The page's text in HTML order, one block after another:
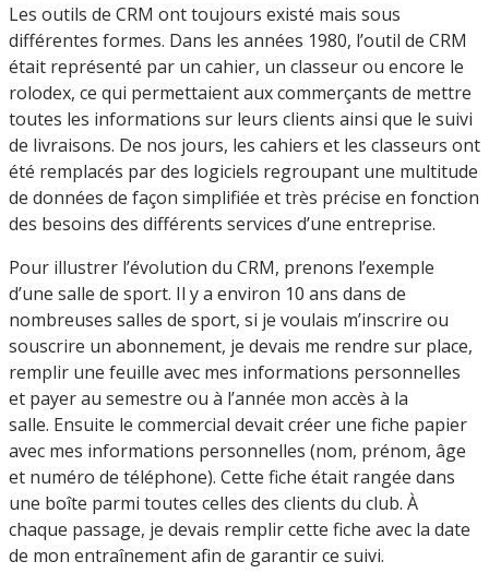
Les outils de CRM ont toujours existé mais sous
différentes formes. Dans les années 1980, l’outil de CRM
était représenté par un cahier, un classeur ou encore le
rolodex, ce qui permettaient aux commerçants de mettre
toutes les informations sur leurs clients ainsi que le suivi
de livraisons. De nos jours, les cahiers et les classeurs ont
été remplacés par des logiciels regroupant une multitude
de données de façon simplifiée et très précise en fonction
des besoins des différents services d’une entreprise.
Pour illustrer l’évolution du CRM, prenons l’exemple
d’une salle de sport. Il y a environ 10 ans dans de
nombreuses salles de sport, si je voulais m’inscrire ou
souscrire un abonnement, je devais me rendre sur place,
remplir une feuille avec mes informations personnelles
et payer au semestre ou à l’année mon accès à la
salle. Ensuite le commercial devait créer une fiche papier
avec mes informations personnelles (nom, prénom, âge
et numéro de téléphone). Cette fiche était rangée dans
une boîte parmi toutes celles des clients du club. À
chaque passage, je devais remplir cette fiche avec la date
de mon entraînement afin de garantir ce suivi.